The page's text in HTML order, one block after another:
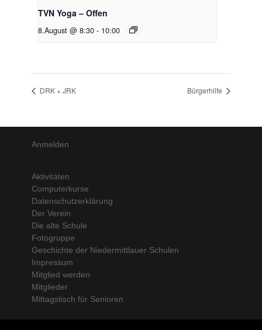
TVN Yoga – Offen
8.August @ 8:30 - 10:00
DRK + JRK Bürgerhilfe
Anmelden
Aktivitäten
Computerkurse
Datenschutzerklärung
Der Verein
Die alte Schule
Fotogruppe
Geschichte der Niedermittlauer Schulen
Impressum
Mitglied werden
Mitglieder
Mittagstisch für Senioren